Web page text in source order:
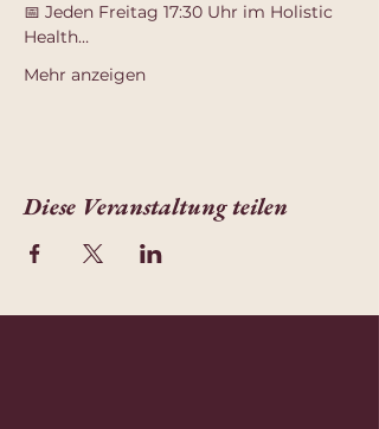
📅 Jeden Freitag 17:30 Uhr im Holistic
Health…
Mehr anzeigen
Diese Veranstaltung teilen